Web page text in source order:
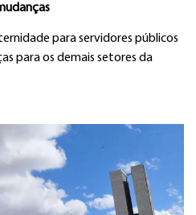
para servidores públicos
para os demais setores da